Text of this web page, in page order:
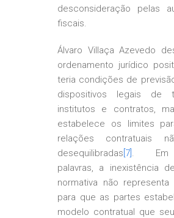
desconsideração pelas
fiscais.
Álvaro Villaça Azevedo
ordenamento jurídico
teria condições de
dispositivos legais de
institutos e contratos,
estabelece os limites
relações contratuais
desequilibradas [7] . Em
palavras, a inexistência
normativa não representa
para que as partes
modelo contratual que